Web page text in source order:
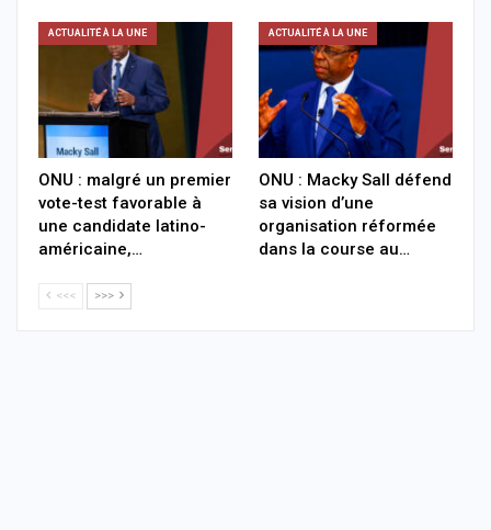
ACTUALITÉ À LA UNE
ONU : malgré un premier
vote-test favorable à
une candidate latino-
américaine,…
ACTUALITÉ À LA UNE
ONU : Macky Sall défend
sa vision d’une
organisation réformée
dans la course au…
<<< >>>